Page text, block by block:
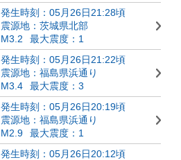
発生時刻：05月26日21:28頃
震源地：茨城県北部
M3.2
最大震度：1
発生時刻：05月26日21:22頃
震源地：福島県浜通り
M3.4
最大震度：3
発生時刻：05月26日20:19頃
震源地：福島県浜通り
M2.9
最大震度：1
発生時刻：05月26日20:12頃